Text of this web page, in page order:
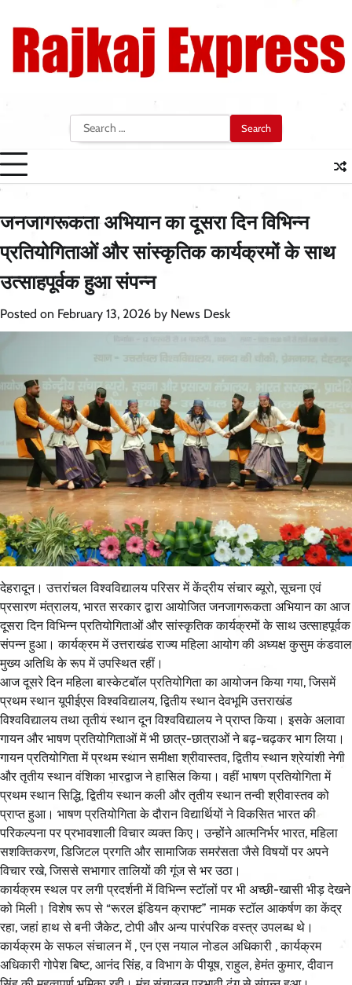
content
Search
for:
जनजागरूकता अभियान का दूसरा दिन विभिन्न
प्रतियोगिताओं और सांस्कृतिक कार्यक्रमों के साथ
उत्साहपूर्वक हुआ संपन्न
Posted on February 13, 2026 by News Desk
देहरादून। उत्तरांचल विश्वविद्यालय परिसर में केंद्रीय संचार ब्यूरो, सूचना एवं
प्रसारण मंत्रालय, भारत सरकार द्वारा आयोजित जनजागरूकता अभियान का आज
दूसरा दिन विभिन्न प्रतियोगिताओं और सांस्कृतिक कार्यक्रमों के साथ उत्साहपूर्वक
संपन्न हुआ। कार्यक्रम में उत्तराखंड राज्य महिला आयोग की अध्यक्ष कुसुम कंडवाल
मुख्य अतिथि के रूप में उपस्थित रहीं।
आज दूसरे दिन महिला बास्केटबॉल प्रतियोगिता का आयोजन किया गया, जिसमें
प्रथम स्थान यूपीईएस विश्वविद्यालय, द्वितीय स्थान देवभूमि उत्तराखंड
विश्वविद्यालय तथा तृतीय स्थान दून विश्वविद्यालय ने प्राप्त किया। इसके अलावा
गायन और भाषण प्रतियोगिताओं में भी छात्र-छात्राओं ने बढ़-चढ़कर भाग लिया।
गायन प्रतियोगिता में प्रथम स्थान समीक्षा श्रीवास्तव, द्वितीय स्थान श्रेयांशी नेगी
और तृतीय स्थान वंशिका भारद्वाज ने हासिल किया। वहीं भाषण प्रतियोगिता में
प्रथम स्थान सिद्धि, द्वितीय स्थान कली और तृतीय स्थान तन्वी श्रीवास्तव को
प्राप्त हुआ। भाषण प्रतियोगिता के दौरान विद्यार्थियों ने विकसित भारत की
परिकल्पना पर प्रभावशाली विचार व्यक्त किए। उन्होंने आत्मनिर्भर भारत, महिला
सशक्तिकरण, डिजिटल प्रगति और सामाजिक समरसता जैसे विषयों पर अपने
विचार रखे, जिससे सभागार तालियों की गूंज से भर उठा।
कार्यक्रम स्थल पर लगी प्रदर्शनी में विभिन्न स्टॉलों पर भी अच्छी-खासी भीड़ देखने
को मिली। विशेष रूप से “रूरल इंडियन क्राफ्ट” नामक स्टॉल आकर्षण का केंद्र
रहा, जहां हाथ से बनी जैकेट, टोपी और अन्य पारंपरिक वस्त्र उपलब्ध थे।
कार्यक्रम के सफल संचालन में , एन एस नयाल नोडल अधिकारी , कार्यक्रम
अधिकारी गोपेश बिष्ट, आनंद सिंह, व विभाग के पीयूष, राहुल, हेमंत कुमार, दीवान